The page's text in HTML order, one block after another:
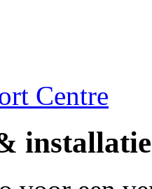
Centre
installatie